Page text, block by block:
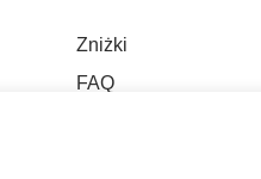
Zniżki
FAQ